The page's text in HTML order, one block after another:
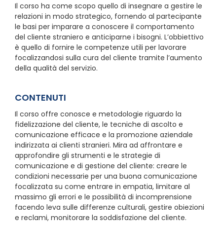
Il corso ha come scopo quello di insegnare a gestire le
relazioni in modo strategico, fornendo al partecipante
le basi per imparare a conoscere il comportamento
del cliente straniero e anticiparne i bisogni. L’obbiettivo
è quello di fornire le competenze utili per lavorare
focalizzandosi sulla cura del cliente tramite l’aumento
della qualità del servizio.
CONTENUTI
Il corso offre conosce e metodologie riguardo la
fidelizzazione del cliente, le tecniche di ascolto e
comunicazione efficace e la promozione aziendale
indirizzata ai clienti stranieri. Mira ad affrontare e
approfondire gli strumenti e le strategie di
comunicazione e di gestione del cliente: creare le
condizioni necessarie per una buona comunicazione
focalizzata su come entrare in empatia, limitare al
massimo gli errori e le possibilità di incomprensione
facendo leva sulle differenze culturali, gestire obiezioni
e reclami, monitorare la soddisfazione del cliente.